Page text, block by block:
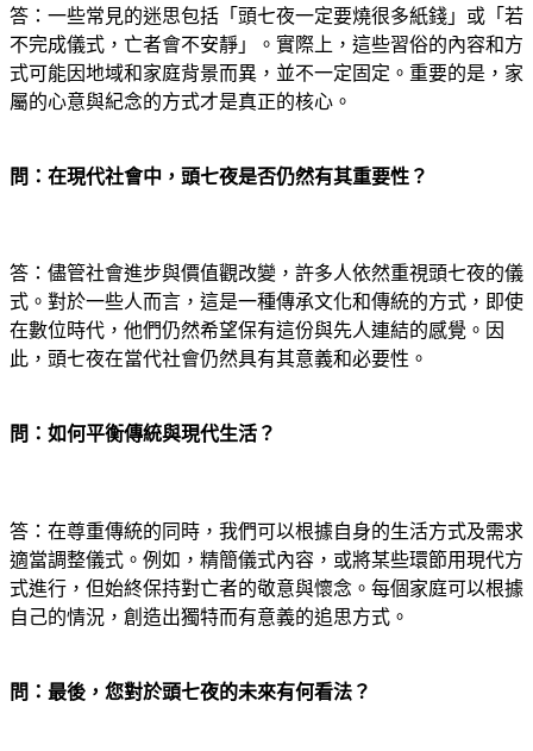
答：一些常見的迷思包括「頭七夜一定要燒很多紙錢」或「若
不完成儀式，亡者會不安靜」。實際上，這些習俗的內容和方
式可能因地域和家庭背景而異，並不一定固定。重要的是，家
屬的心意與紀念的方式才是真正的核心。
問：在現代社會中，頭七夜是否仍然有其重要性？
答：儘管社會進步與價值觀改變，許多人依然重視頭七夜的儀
式。對於一些人而言，這是一種傳承文化和傳統的方式，即使
在數位時代，他們仍然希望保有這份與先人連結的感覺。因
此，頭七夜在當代社會仍然具有其意義和必要性。
問：如何平衡傳統與現代生活？
答：在尊重傳統的同時，我們可以根據自身的生活方式及需求
適當調整儀式。例如，精簡儀式內容，或將某些環節用現代方
式進行，但始終保持對亡者的敬意與懷念。每個家庭可以根據
自己的情況，創造出獨特而有意義的追思方式。
問：最後，您對於頭七夜的未來有何看法？